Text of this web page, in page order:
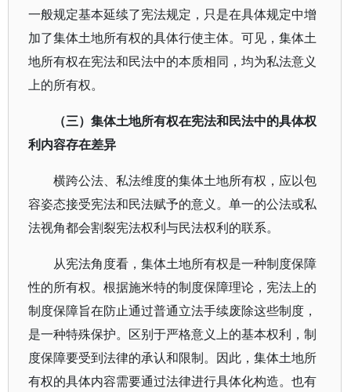
一般规定基本延续了宪法规定，只是在具体规定中增
加了集体土地所有权的具体行使主体。可见，集体土
地所有权在宪法和民法中的本质相同，均为私法意义
上的所有权。
（三）集体土地所有权在宪法和民法中的具体权
利内容存在差异
横跨公法、私法维度的集体土地所有权，应以包
容姿态接受宪法和民法赋予的意义。单一的公法或私
法视角都会割裂宪法权利与民法权利的联系。
从宪法角度看，集体土地所有权是一种制度保障
性的所有权。根据施米特的制度保障理论，宪法上的
制度保障旨在防止通过普通立法手续废除这些制度，
是一种特殊保护。区别于严格意义上的基本权利，制
度保障要受到法律的承认和限制。因此，集体土地所
有权的具体内容需要通过法律进行具体化构造。也有